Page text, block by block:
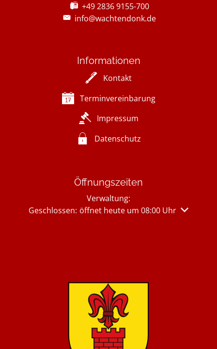
+49 2836 9155-700
info@wachtendonk.de
Informationen
Kontakt
Terminvereinbarung
Impressum
Datenschutz
Öffnungszeiten
Verwaltung:
Klicken, um weitere Öffnungs- oder Schließzeiten
Geschlossen: öffnet heute um 08:00 Uhr